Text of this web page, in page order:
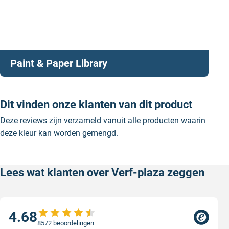
Paint & Paper Library
Dit vinden onze klanten van dit product
Deze reviews zijn verzameld vanuit alle producten waarin
deze kleur kan worden gemengd.
Lees wat klanten over Verf-plaza zeggen
4.688572 beoordelingen